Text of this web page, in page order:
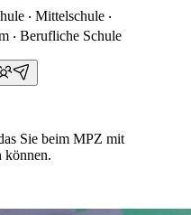
‧ Mittelschule ‧
‧ Berufliche Schule
Sie beim MPZ mit
können.